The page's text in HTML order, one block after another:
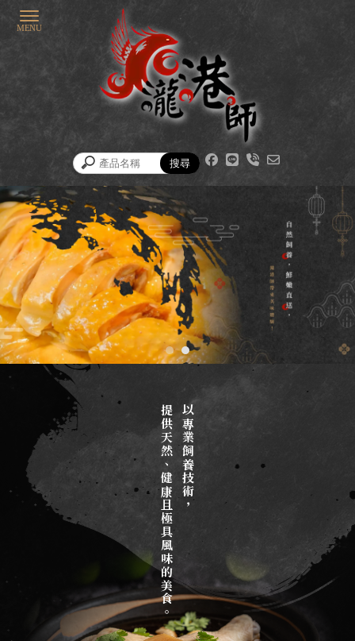
雞肉
台北雞肉
新莊區雞肉
三重區雞肉
雞肉大盤商 以專業飼養技術，
提供天然、健康且極具風味的美食。